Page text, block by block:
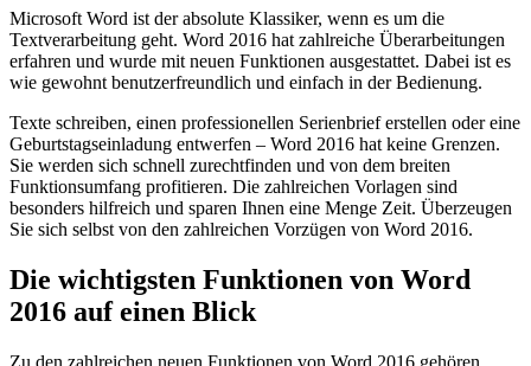
Microsoft Word ist der absolute Klassiker, wenn es um die
Textverarbeitung geht. Word 2016 hat zahlreiche Überarbeitungen
erfahren und wurde mit neuen Funktionen ausgestattet. Dabei ist es
wie gewohnt benutzerfreundlich und einfach in der Bedienung.
Texte schreiben, einen professionellen Serienbrief erstellen oder eine
Geburtstagseinladung entwerfen – Word 2016 hat keine Grenzen.
Sie werden sich schnell zurechtfinden und von dem breiten
Funktionsumfang profitieren. Die zahlreichen Vorlagen sind
besonders hilfreich und sparen Ihnen eine Menge Zeit. Überzeugen
Sie sich selbst von den zahlreichen Vorzügen von Word 2016.
Die wichtigsten Funktionen von Word
2016 auf einen Blick